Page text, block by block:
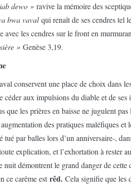
dewo » ravive la mémoire des
bwa vavalqui renaît de ses cendres tel
avec les cendres sur le front en
» Genèse 3,19.
conservent une place de choix dans
céder aux impulsions du diable et de
que les prières en baisse ne jugulent
des pratiques maléfiques
tué par balles lors d’un anniversaire-,
explication, et l’exhortation à rester
nuit démontrent le grand danger de
ce carême estrêd. Cela signifie que les